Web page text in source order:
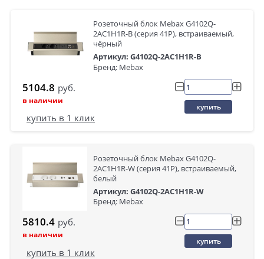
Розеточный блок Mebax G4102Q-
2AC1H1R-B (серия 41P), встраиваемый,
чёрный
Артикул: G4102Q-2AC1H1R-B
Бренд: Mebax
5104.8 руб.
в наличии
купить
купить в 1 клик
Розеточный блок Mebax G4102Q-
2AC1H1R-W (серия 41P), встраиваемый,
белый
Артикул: G4102Q-2AC1H1R-W
Бренд: Mebax
5810.4 руб.
в наличии
купить
купить в 1 клик